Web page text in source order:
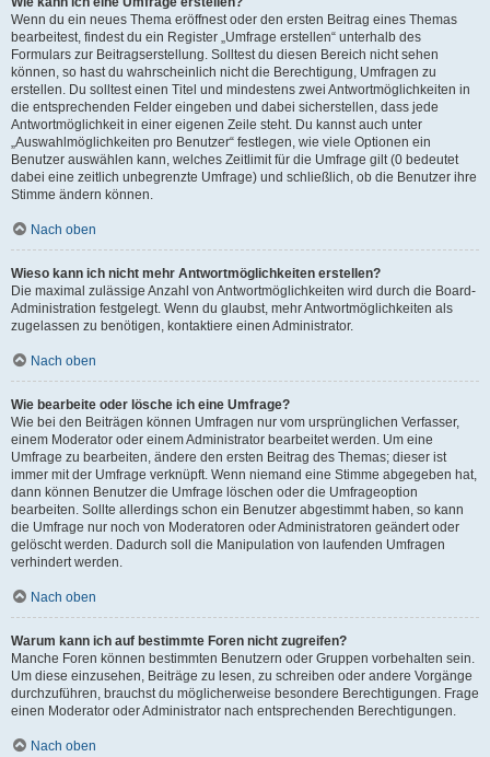
Wenn du ein neues Thema eröffnest oder den ersten Beitrag eines Themas
bearbeitest, findest du ein Register „Umfrage erstellen“ unterhalb des
Formulars zur Beitragserstellung. Solltest du diesen Bereich nicht sehen
können, so hast du wahrscheinlich nicht die Berechtigung, Umfragen zu
erstellen. Du solltest einen Titel und mindestens zwei Antwortmöglichkeiten in
die entsprechenden Felder eingeben und dabei sicherstellen, dass jede
Antwortmöglichkeit in einer eigenen Zeile steht. Du kannst auch unter
„Auswahlmöglichkeiten pro Benutzer“ festlegen, wie viele Optionen ein
Benutzer auswählen kann, welches Zeitlimit für die Umfrage gilt (0 bedeutet
dabei eine zeitlich unbegrenzte Umfrage) und schließlich, ob die Benutzer ihre
Stimme ändern können.
Nach oben
Wieso kann ich nicht mehr Antwortmöglichkeiten erstellen?
Die maximal zulässige Anzahl von Antwortmöglichkeiten wird durch die Board-
Administration festgelegt. Wenn du glaubst, mehr Antwortmöglichkeiten als
zugelassen zu benötigen, kontaktiere einen Administrator.
Nach oben
Wie bearbeite oder lösche ich eine Umfrage?
Wie bei den Beiträgen können Umfragen nur vom ursprünglichen Verfasser,
einem Moderator oder einem Administrator bearbeitet werden. Um eine
Umfrage zu bearbeiten, ändere den ersten Beitrag des Themas; dieser ist
immer mit der Umfrage verknüpft. Wenn niemand eine Stimme abgegeben hat,
dann können Benutzer die Umfrage löschen oder die Umfrageoption
bearbeiten. Sollte allerdings schon ein Benutzer abgestimmt haben, so kann
die Umfrage nur noch von Moderatoren oder Administratoren geändert oder
gelöscht werden. Dadurch soll die Manipulation von laufenden Umfragen
verhindert werden.
Nach oben
Warum kann ich auf bestimmte Foren nicht zugreifen?
Manche Foren können bestimmten Benutzern oder Gruppen vorbehalten sein.
Um diese einzusehen, Beiträge zu lesen, zu schreiben oder andere Vorgänge
durchzuführen, brauchst du möglicherweise besondere Berechtigungen. Frage
einen Moderator oder Administrator nach entsprechenden Berechtigungen.
Nach oben